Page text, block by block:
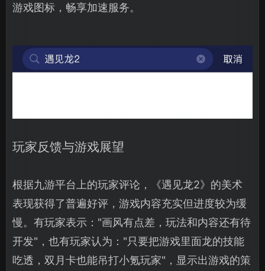
游戏图标，畅享加速服务。
玩家反馈与游戏展望
根据九游平台上的玩家评论，《遇见龙2》的美术
表现获得了普遍好评，游戏内容充实但进度较为缓
慢。有玩家表示："画风有点差，玩法和内容还有待
开发"，也有玩家认为："只要把游戏里面龙的技能
吃透，双月卡也能吊打小氪玩家"，显示出游戏的策